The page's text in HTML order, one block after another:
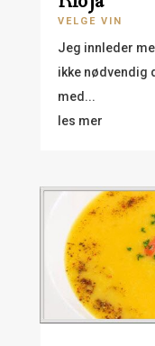
VELGE VIN
Jeg innleder
ikke nødvendig
med...
les mer